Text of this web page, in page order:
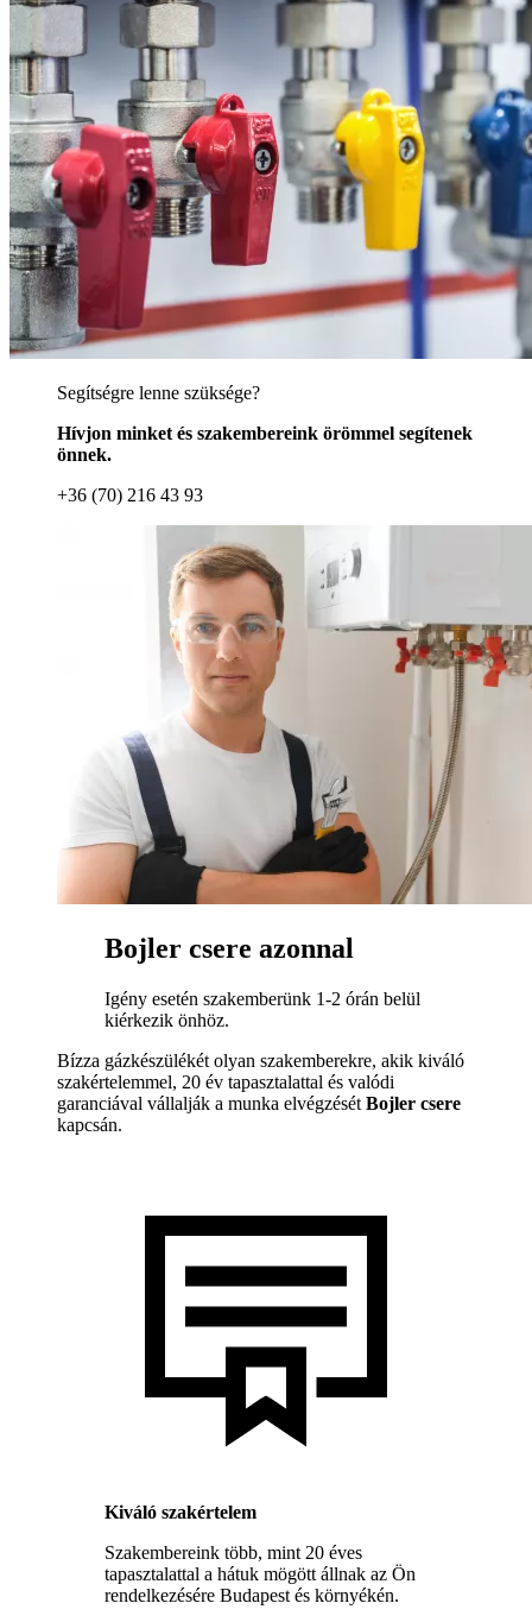
Segítségre lenne szüksége?
Hívjon minket és szakembereink örömmel segítenek
önnek.
+36 (70) 216 43 93
Bojler csere azonnal
Igény esetén szakemberünk 1-2 órán belül
kiérkezik önhöz.
Bízza gázkészülékét olyan szakemberekre, akik kiváló
szakértelemmel, 20 év tapasztalattal és valódi
garanciával vállalják a munka elvégzését Bojler csere
kapcsán.
Kiváló szakértelem
Szakembereink több, mint 20 éves
tapasztalattal a hátuk mögött állnak az Ön
rendelkezésére Budapest és környékén.